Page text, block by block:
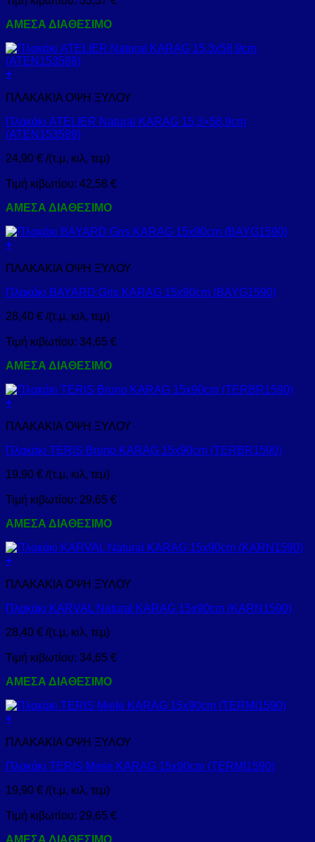
ΑΜΕΣΑ ΔΙΑΘΕΣΙΜΟ
+
ΠΛΑΚΑΚΙΑ ΟΨΗ ΞΥΛΟΥ
Πλακάκι ATELIER Natural KARAG 15,3×58,9cm
(ATEN153589)
24,90 € /(τ.μ, κιλ, τεμ)
Τιμή κιβωτίου: 42,58 €
ΑΜΕΣΑ ΔΙΑΘΕΣΙΜΟ
+
ΠΛΑΚΑΚΙΑ ΟΨΗ ΞΥΛΟΥ
Πλακάκι BAYARD Gris KARAG 15x90cm (BAYG1590)
28,40 € /(τ.μ, κιλ, τεμ)
Τιμή κιβωτίου: 34,65 €
ΑΜΕΣΑ ΔΙΑΘΕΣΙΜΟ
+
ΠΛΑΚΑΚΙΑ ΟΨΗ ΞΥΛΟΥ
Πλακάκι TERIS Bruno KARAG 15x90cm (TERBR1590)
19,90 € /(τ.μ, κιλ, τεμ)
Τιμή κιβωτίου: 29,65 €
ΑΜΕΣΑ ΔΙΑΘΕΣΙΜΟ
+
ΠΛΑΚΑΚΙΑ ΟΨΗ ΞΥΛΟΥ
Πλακάκι KARVAL Natural KARAG 15x90cm (KARN1590)
28,40 € /(τ.μ, κιλ, τεμ)
Τιμή κιβωτίου: 34,65 €
ΑΜΕΣΑ ΔΙΑΘΕΣΙΜΟ
+
ΠΛΑΚΑΚΙΑ ΟΨΗ ΞΥΛΟΥ
Πλακάκι TERIS Miele KARAG 15x90cm (TERMI1590)
19,90 € /(τ.μ, κιλ, τεμ)
Τιμή κιβωτίου: 29,65 €